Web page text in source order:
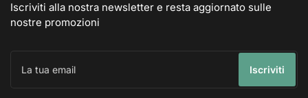
Iscriviti alla nostra newsletter e resta aggiornato sulle
nostre promozioni
tua
Iscriviti